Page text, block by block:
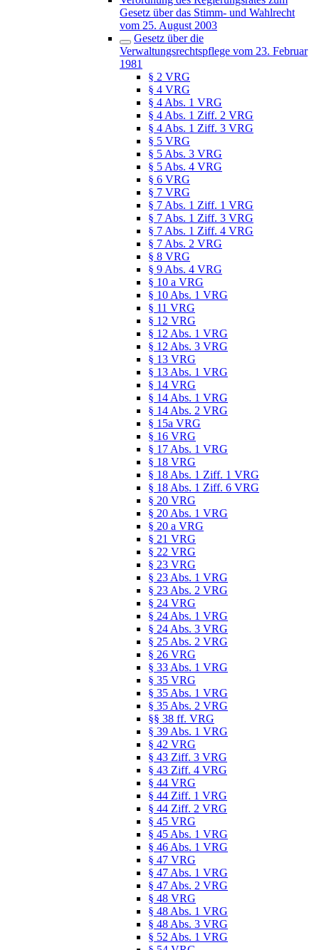
Gesetz über das Stimm- und Wahlrecht
vom 25. August 2003
Gesetz über die
Verwaltungsrechtspflege vom 23. Februar
1981
§ 2 VRG
§ 4 VRG
§ 4 Abs. 1 VRG
§ 4 Abs. 1 Ziff. 2 VRG
§ 4 Abs. 1 Ziff. 3 VRG
§ 5 VRG
§ 5 Abs. 3 VRG
§ 5 Abs. 4 VRG
§ 6 VRG
§ 7 VRG
§ 7 Abs. 1 Ziff. 1 VRG
§ 7 Abs. 1 Ziff. 3 VRG
§ 7 Abs. 1 Ziff. 4 VRG
§ 7 Abs. 2 VRG
§ 8 VRG
§ 9 Abs. 4 VRG
§ 10 a VRG
§ 10 Abs. 1 VRG
§ 11 VRG
§ 12 VRG
§ 12 Abs. 1 VRG
§ 12 Abs. 3 VRG
§ 13 VRG
§ 13 Abs. 1 VRG
§ 14 VRG
§ 14 Abs. 1 VRG
§ 14 Abs. 2 VRG
§ 15a VRG
§ 16 VRG
§ 17 Abs. 1 VRG
§ 18 VRG
§ 18 Abs. 1 Ziff. 1 VRG
§ 18 Abs. 1 Ziff. 6 VRG
§ 20 VRG
§ 20 Abs. 1 VRG
§ 20 a VRG
§ 21 VRG
§ 22 VRG
§ 23 VRG
§ 23 Abs. 1 VRG
§ 23 Abs. 2 VRG
§ 24 VRG
§ 24 Abs. 1 VRG
§ 24 Abs. 3 VRG
§ 25 Abs. 2 VRG
§ 26 VRG
§ 33 Abs. 1 VRG
§ 35 VRG
§ 35 Abs. 1 VRG
§ 35 Abs. 2 VRG
§§ 38 ff. VRG
§ 39 Abs. 1 VRG
§ 42 VRG
§ 43 Ziff. 3 VRG
§ 43 Ziff. 4 VRG
§ 44 VRG
§ 44 Ziff. 1 VRG
§ 44 Ziff. 2 VRG
§ 45 VRG
§ 45 Abs. 1 VRG
§ 46 Abs. 1 VRG
§ 47 VRG
§ 47 Abs. 1 VRG
§ 47 Abs. 2 VRG
§ 48 VRG
§ 48 Abs. 1 VRG
§ 48 Abs. 3 VRG
§ 52 Abs. 1 VRG